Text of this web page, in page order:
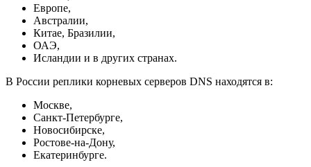
Европе,
Австралии,
Китае, Бразилии,
ОАЭ,
Исландии и в других странах.
В России реплики корневых серверов DNS находятся в:
Москве,
Санкт-Петербурге,
Новосибирске,
Ростове-на-Дону,
Екатеринбурге.